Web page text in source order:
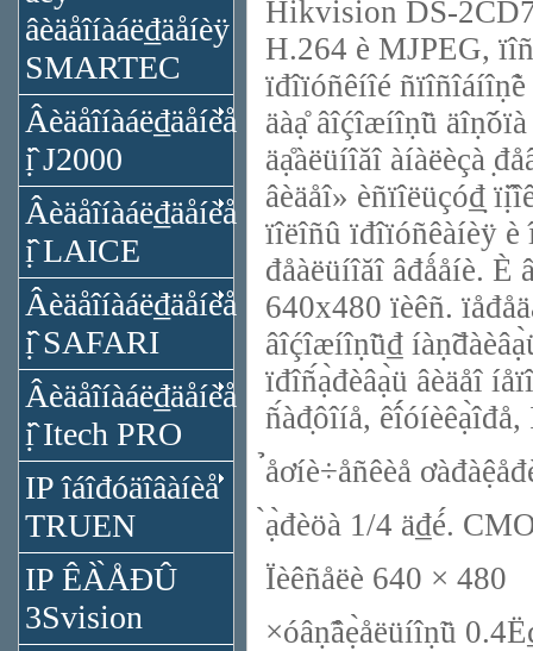
âèäåîíàáë₫äåíèÿ
SMARTEC
Âèäåîíàáë₫äåíèå
ị̂ J2000
Âèäåîíàáë₫äåíèå
ị̂ LAICE
Âèäåîíàáë₫äåíèå
ị̂ SAFARI
Âèäåîíàáë₫äåíèå
ị̂ Itech PRO
IP îáîđóäîâàíèå
TRUEN
IP ÊÀ̀ÅĐÛ
3Svision
Hikvision DS-
H.264 è MJPEG,
ïđîïóñêíîé ñïîñîáíîṇ̃è
äàạ̊ âîḉîæíîṇ̃ü
äạ̊àëüíîăî àíàëèçà
âèäåî» èñïîëüçó₫̣
ïîëîñû ïđîïóñêàíèÿ è
đåàëüíîăî âđǻåíè. È
640x480 ïèêñ.
âîḉîæíîṇ̃ü₫
ïđîñ́ạ̀đèâạ̀ü âèäåî
ñ́àđ̣ôîíå,
̉åơíè÷åñêèå
̀ạ̀đèöà 1/4 ä₫é́.
Ïèêñåëè 640 × 480
×óâṇ̃âẹ̀åëüíîṇ̃ü